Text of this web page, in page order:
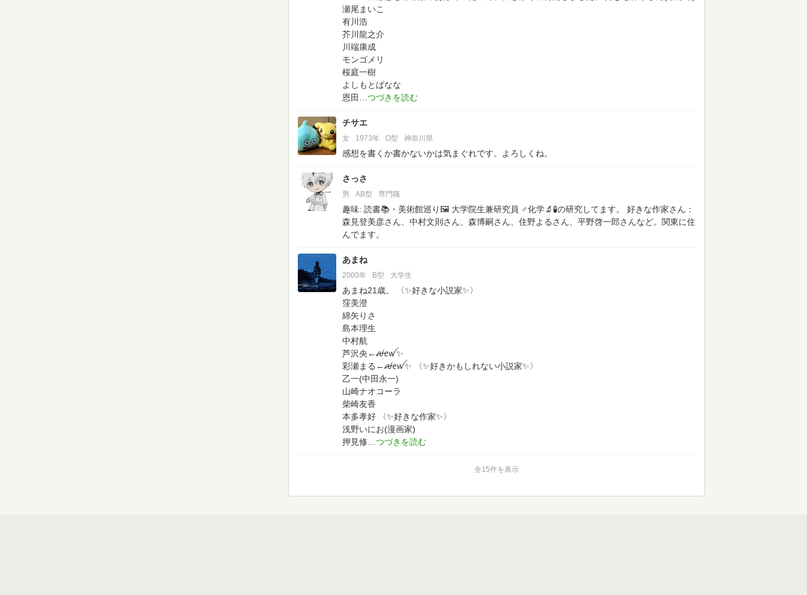
瀬尾まいこ
有川浩
芥川龍之介
川端康成
モンゴメリ
桜庭一樹
よしもとばなな
恩田
チサエ
女 1973年 O型 神奈川県
感想を書くか書かないかは気まぐれです。よろしくね。
さっさ
男 AB型 専門職
趣味: 読書📚・美術館巡り🖼 大学院生兼研究員 ♂化学🔬🧪の研究してます。 好きな作家さん：
森見登美彦さん、中村文則さん、森博嗣さん、住野よるさん、平野啓一郎さんなど。関東に住
んでます。
あまね
2000年 B型 大学生
あまね21歳。
〈✨好きな小説家✨〉
窪美澄
綿矢りさ
島本理生
中村航
芦沢央‪←ꫛꫀꪝ✨
彩瀬まる←‪ꫛꫀꪝ✨
〈✨好きかもしれない小説家✨〉
乙一(中田永一)
山崎ナオコーラ
柴崎友香
本多孝好
〈✨好きな作家✨〉
浅野いにお(漫画家)
押見修
全15件を表示